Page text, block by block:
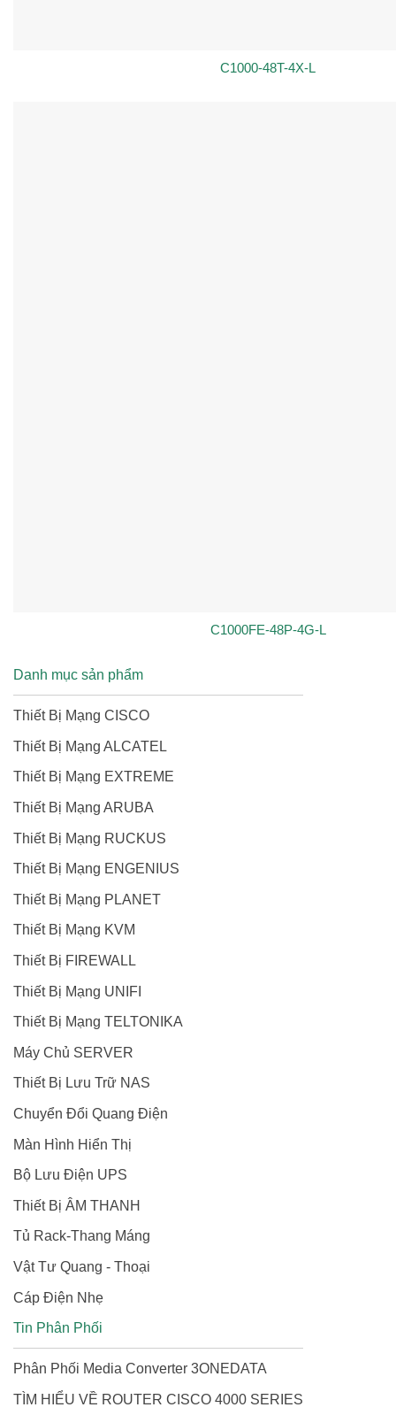
C1000-48T-4X-L
C1000FE-48P-4G-L
Danh mục sản phẩm
Thiết Bị Mạng CISCO
Thiết Bị Mạng ALCATEL
Thiết Bị Mạng EXTREME
Thiết Bị Mạng ARUBA
Thiết Bị Mạng RUCKUS
Thiết Bị Mạng ENGENIUS
Thiết Bị Mạng PLANET
Thiết Bị Mạng KVM
Thiết Bị FIREWALL
Thiết Bị Mạng UNIFI
Thiết Bị Mạng TELTONIKA
Máy Chủ SERVER
Thiết Bị Lưu Trữ NAS
Chuyển Đổi Quang Điện
Màn Hình Hiển Thị
Bộ Lưu Điện UPS
Thiết Bị ÂM THANH
Tủ Rack-Thang Máng
Vật Tư Quang - Thoại
Cáp Điện Nhẹ
Tin Phân Phối
Phân Phối Media Converter 3ONEDATA
TÌM HIỂU VỀ ROUTER CISCO 4000 SERIES